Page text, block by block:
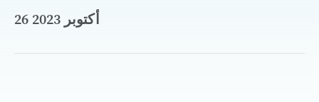
26 أكتوبر 2023